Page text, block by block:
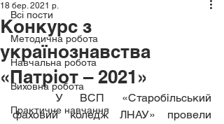
Всі пости
Методична робота
Навчальна робота
Виховна робота
Практичне навчання
Конкурс з
українознавства
«Патріот – 2021»
18 бер. 2021 р.
фаховий коледж ЛНАУ» провели